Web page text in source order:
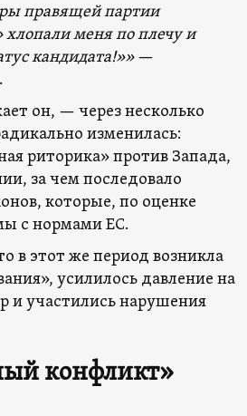
правящей партии
хлопали меня по плечу и
кандидата!»»—
он, — через несколько
изменилась:
риторика» против Запада,
за чем последовало
которые, по оценке
с нормами ЕС.
в этот же период возникла
усилилось давление на
и участились нарушения
конфликт»